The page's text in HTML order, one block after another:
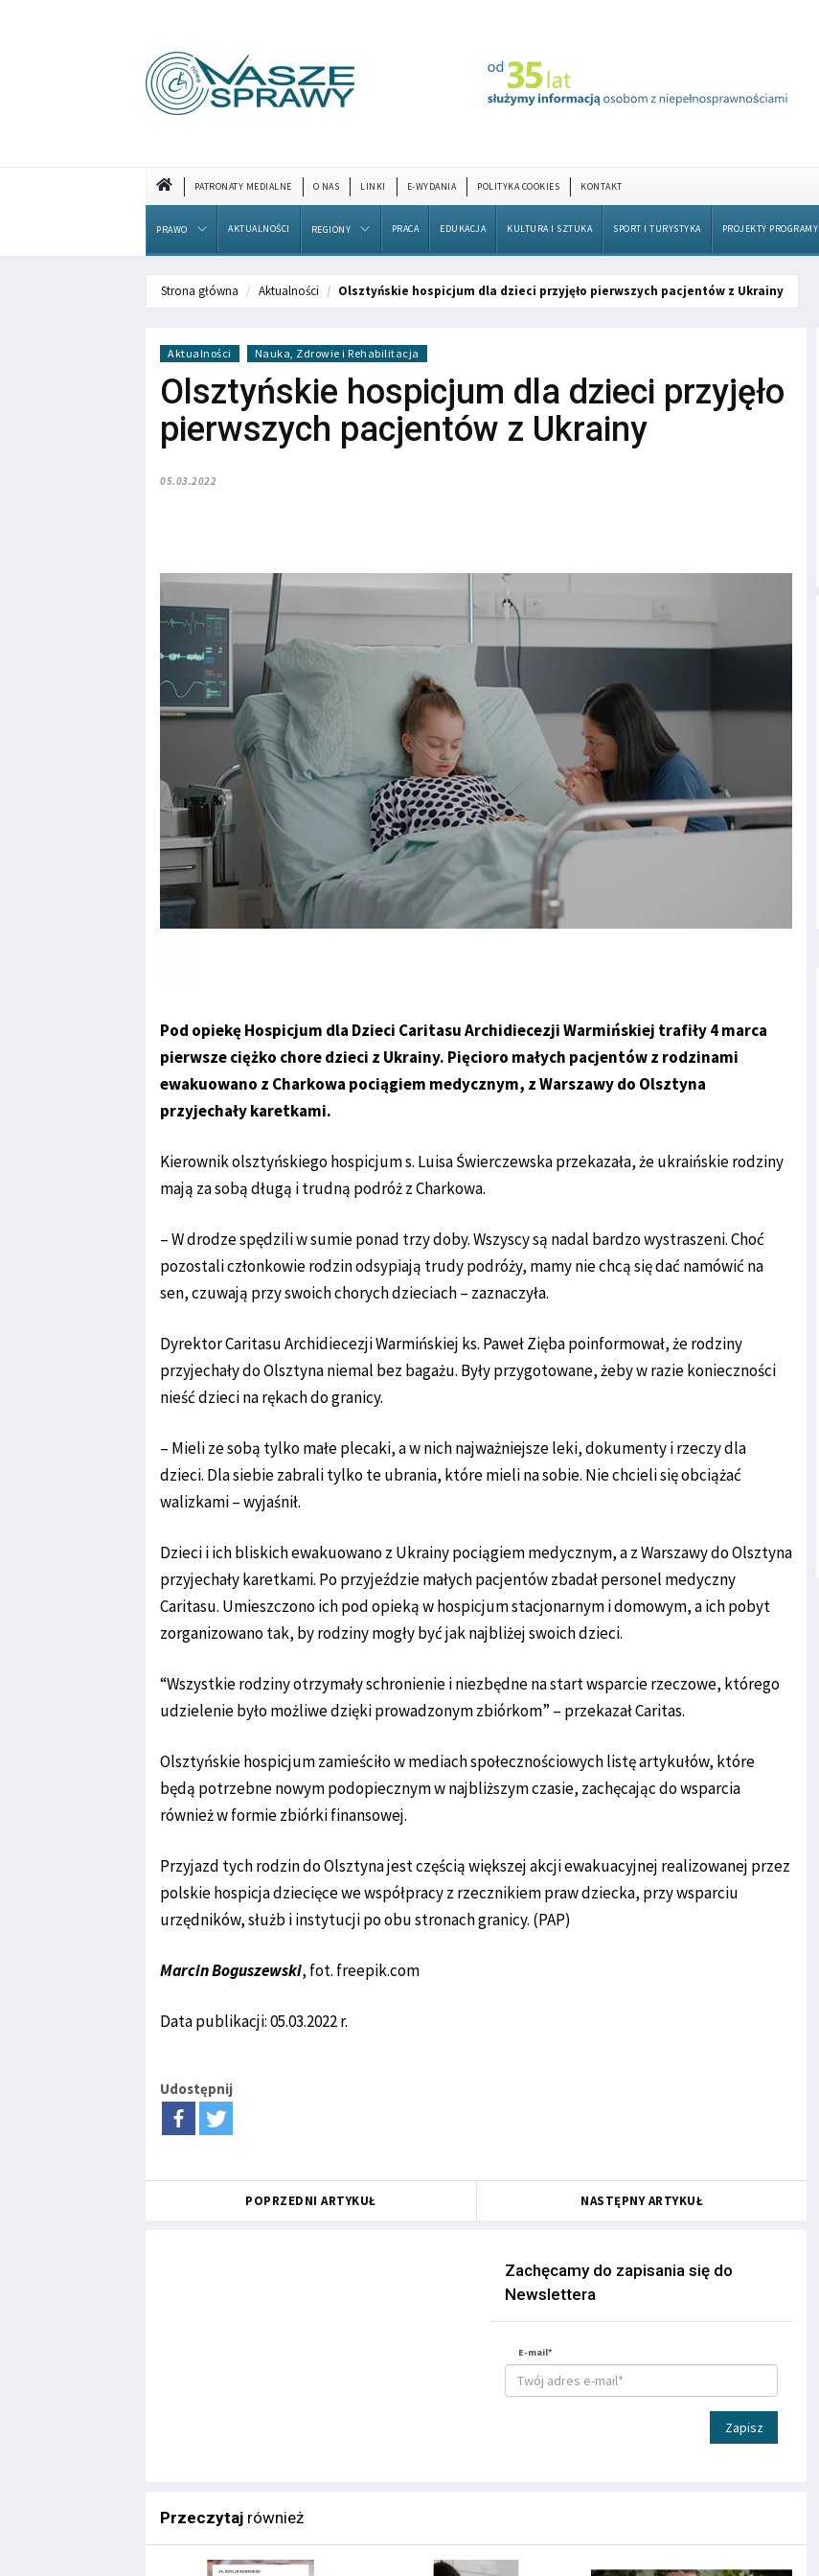
PATRONATY MEDIALNE O NAS LINKI E-WYDANIA POLITYKA COOKIES KONTAKT
PRAWO AKTUALNOŚCI REGIONY PRACA EDUKACJA KULTURA I SZTUKA SPORT I TURYSTYKA PROJEKTY PROGRAMY
Strona główna Aktualności Olsztyńskie hospicjum dla dzieci przyjęło pierwszych pacjentów z Ukrainy
Aktualności Nauka, Zdrowie i Rehabilitacja
Olsztyńskie hospicjum dla dzieci przyjęło
pierwszych pacjentów z Ukrainy
05.03.2022
Pod opiekę Hospicjum dla Dzieci Caritasu Archidiecezji Warmińskiej trafiły 4 marca
pierwsze ciężko chore dzieci z Ukrainy. Pięcioro małych pacjentów z rodzinami
ewakuowano z Charkowa pociągiem medycznym, z Warszawy do Olsztyna
przyjechały karetkami.
Kierownik olsztyńskiego hospicjum s. Luisa Świerczewska przekazała, że ukraińskie rodziny
mają za sobą długą i trudną podróż z Charkowa.
– W drodze spędzili w sumie ponad trzy doby. Wszyscy są nadal bardzo wystraszeni. Choć
pozostali członkowie rodzin odsypiają trudy podróży, mamy nie chcą się dać namówić na
sen, czuwają przy swoich chorych dzieciach – zaznaczyła.
Dyrektor Caritasu Archidiecezji Warmińskiej ks. Paweł Zięba poinformował, że rodziny
przyjechały do Olsztyna niemal bez bagażu. Były przygotowane, żeby w razie konieczności
nieść dzieci na rękach do granicy.
– Mieli ze sobą tylko małe plecaki, a w nich najważniejsze leki, dokumenty i rzeczy dla
dzieci. Dla siebie zabrali tylko te ubrania, które mieli na sobie. Nie chcieli się obciążać
walizkami – wyjaśnił.
Dzieci i ich bliskich ewakuowano z Ukrainy pociągiem medycznym, a z Warszawy do Olsztyna
przyjechały karetkami. Po przyjeździe małych pacjentów zbadał personel medyczny
Caritasu. Umieszczono ich pod opieką w hospicjum stacjonarnym i domowym, a ich pobyt
zorganizowano tak, by rodziny mogły być jak najbliżej swoich dzieci.
“Wszystkie rodziny otrzymały schronienie i niezbędne na start wsparcie rzeczowe, którego
udzielenie było możliwe dzięki prowadzonym zbiórkom” – przekazał Caritas.
Olsztyńskie hospicjum zamieściło w mediach społecznościowych listę artykułów, które
będą potrzebne nowym podopiecznym w najbliższym czasie, zachęcając do wsparcia
również w formie zbiórki finansowej.
Przyjazd tych rodzin do Olsztyna jest częścią większej akcji ewakuacyjnej realizowanej przez
polskie hospicja dziecięce we współpracy z rzecznikiem praw dziecka, przy wsparciu
urzędników, służb i instytucji po obu stronach granicy. (PAP)
Marcin Boguszewski, fot. freepik.com
Data publikacji: 05.03.2022 r.
Udostępnij
POPRZEDNI ARTYKUŁ NASTĘPNY ARTYKUŁ
Zachęcamy do zapisania się do
Newslettera
E-mail*
Zapisz
Przeczytaj również